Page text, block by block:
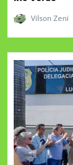
Vilson Zeni